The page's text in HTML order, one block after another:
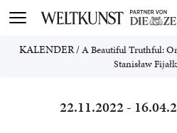
Toggle
KALENDER/A Beautiful Truthful:
Stanisław
22.11.2022 -